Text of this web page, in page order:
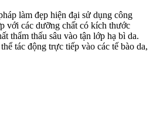
làm đẹp hiện đại sử dụng công
với các dưỡng chất có kích thước
thẩm thấu sâu vào tận lớp hạ bì da.
tác động trực tiếp vào các tế bào da,